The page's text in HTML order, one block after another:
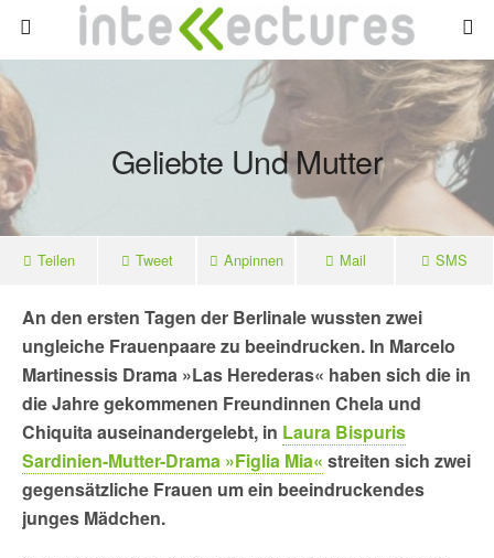
Geliebte Und Mutter
Teilen Tweet Anpinnen Mail SMS
An den ersten Tagen der Berlinale wussten zwei
ungleiche Frauenpaare zu beeindrucken. In Marcelo
Martinessis Drama »Las Herederas« haben sich die in
die Jahre gekommenen Freundinnen Chela und
Chiquita auseinandergelebt, in Laura Bispuris
Sardinien-Mutter-Drama »Figlia Mia« streiten sich zwei
gegensätzliche Frauen um ein beeindruckendes
junges Mädchen.